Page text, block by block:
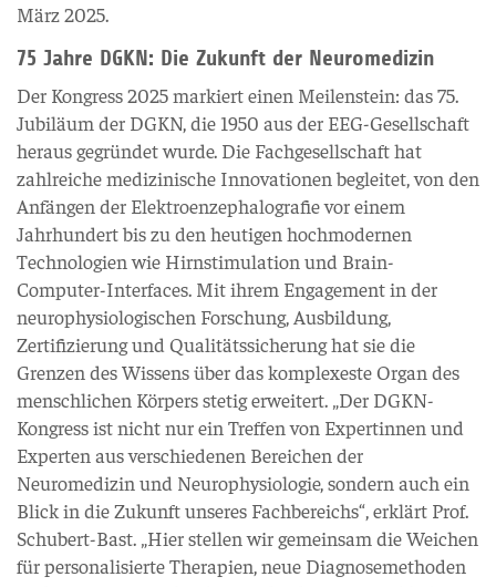
März 2025.
75 Jahre DGKN: Die Zukunft der Neuromedizin
Der Kongress 2025 markiert einen Meilenstein: das 75.
Jubiläum der DGKN, die 1950 aus der EEG-Gesellschaft
heraus gegründet wurde. Die Fachgesellschaft hat
zahlreiche medizinische Innovationen begleitet, von den
Anfängen der Elektroenzephalografie vor einem
Jahrhundert bis zu den heutigen hochmodernen
Technologien wie Hirnstimulation und Brain-
Computer-Interfaces. Mit ihrem Engagement in der
neurophysiologischen Forschung, Ausbildung,
Zertifizierung und Qualitätssicherung hat sie die
Grenzen des Wissens über das komplexeste Organ des
menschlichen Körpers stetig erweitert. „Der DGKN-
Kongress ist nicht nur ein Treffen von Expertinnen und
Experten aus verschiedenen Bereichen der
Neuromedizin und Neurophysiologie, sondern auch ein
Blick in die Zukunft unseres Fachbereichs“, erklärt Prof.
Schubert-Bast. „Hier stellen wir gemeinsam die Weichen
für personalisierte Therapien, neue Diagnosemethoden